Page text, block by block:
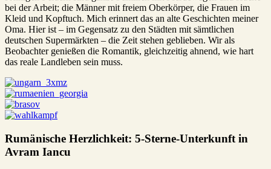
bei der Arbeit; die Männer mit freiem Oberkörper, die Frauen im
Kleid und Kopftuch. Mich erinnert das an alte Geschichten meiner
Oma. Hier ist – im Gegensatz zu den Städten mit sämtlichen
deutschen Supermärkten – die Zeit stehen geblieben. Wir als
Beobachter genießen die Romantik, gleichzeitig ahnend, wie hart
das reale Landleben sein muss.
Rumänische Herzlichkeit: 5-Sterne-Unterkunft in
Avram Iancu